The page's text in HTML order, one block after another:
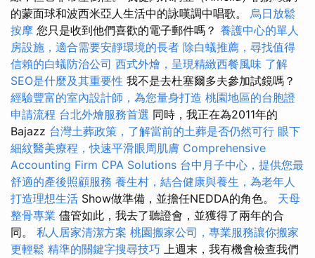
的蒙面球和波西米亞人生活中的詠嘆調中唱歌。 烏日放鬆
按摩 您只是收到他們喜歡的電子郵件嗎？ 養護中心的單人
房設施，適合需要安靜環境的長者 除白蟻推薦，尋找值得
信賴的白蟻防治公司 西式外燴，呈現精緻西餐風味 了解
SEO是什麼及其重要性 我不是去杜塞爾多夫參加試鏡嗎？
經驗豐富的室內設計師，為您量身打造 桃園地區的台胞證
申請流程 台北外燴服務首選 同時，我正在為2011年的
Bajazz 台灣土葬政策，了解當前的土葬是否仍然可行 眼下
細紋醫美療程，快速平滑眼周肌膚 Comprehensive
Accounting Firm CPA Solutions 台中月子中心，提供您最
舒適的產後照顧服務 養生村，結合健康與養生，為老年人
打造理想生活 Show做準備，並擔任NEDDA的角色。 天母
整骨專業 儘管如此，我去了聽證會，並獲得了兩年的合
同。 私人居家清潔方案 桃園搬家公司，專業服務讓你搬家
更輕鬆 精準的關鍵字搜尋技巧 上週末，我有機會檢查我們